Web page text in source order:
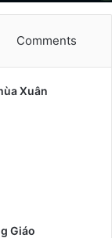
Comments
Xuân
Giáo